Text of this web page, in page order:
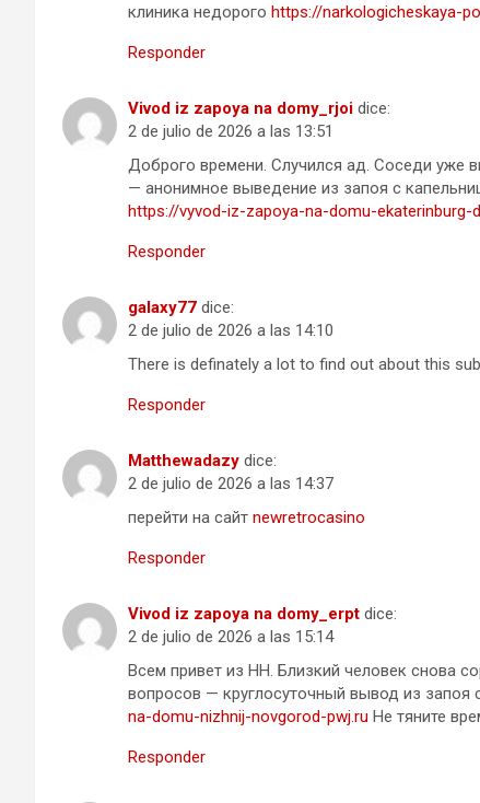
клиника недорого https://narkologicheskaya-
Responder
Vivod iz zapoya na domy_rjoi dice:
2 de julio de 2026 a las 13:51
Доброго времени. Случился ад. Соседи уже
— анонимное выведение из запоя с
https://vyvod-iz-zapoya-na-domu-ekaterinburg-
Responder
galaxy77 dice:
2 de julio de 2026 a las 14:10
There is definately a lot to find out about this
Responder
Matthewadazy dice:
2 de julio de 2026 a las 14:37
перейти на сайт newretrocasino
Responder
Vivod iz zapoya na domy_erpt dice:
2 de julio de 2026 a las 15:14
Всем привет из НН. Близкий человек снова
вопросов — круглосуточный вывод из
na-domu-nizhnij-novgorod-pwj.ru Не тяните
Responder